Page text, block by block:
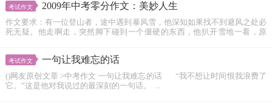
考试作文 2009年中考零分作文：美妙人生
作文要求：有一位登山者，途中遇到暴风雪，他深知如果找不到避风之处必
死无疑。他走啊走，突然脚下碰到一个僵硬的东西，他扒开雪地一看，原
考试作文 一句让我难忘的话
()网友原创文章 >中考作文 一句让我难忘的话 “我不想让时间恨我浪费了
它。”这是他对我说过的最深刻的一句话。 ...